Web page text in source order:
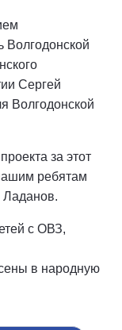
Волгодонской
Сергей
Волгодонской
за этот
ребятам
Ладанов.
с ОВЗ,
в народную